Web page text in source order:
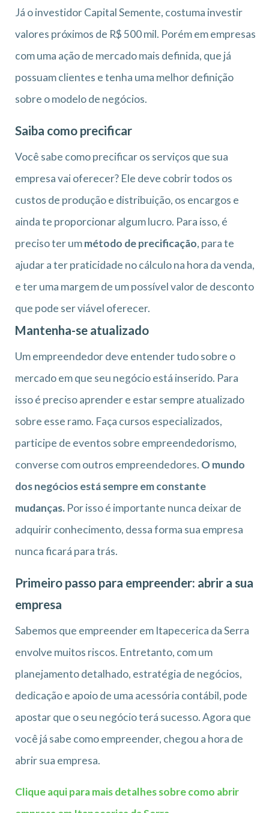
Já o investidor Capital Semente, costuma investir
valores próximos de R$ 500 mil. Porém em empresas
com uma ação de mercado mais definida, que já
possuam clientes e tenha uma melhor definição
sobre o modelo de negócios.
Saiba como precificar
Você sabe como precificar os serviços que sua
empresa vai oferecer? Ele deve cobrir todos os
custos de produção e distribuição, os encargos e
ainda te proporcionar algum lucro. Para isso, é
preciso ter ummétodo de precificação, para te
ajudar a ter praticidade no cálculo na hora da venda,
e ter uma margem de um possível valor de desconto
que pode ser viável oferecer.
Mantenha-se atualizado
Um empreendedor deve entender tudo sobre o
mercado em que seu negócio está inserido. Para
isso é preciso aprender e estar sempre atualizado
sobre esse ramo. Faça cursos especializados,
participe de eventos sobre empreendedorismo,
converse com outros empreendedores. O mundo
dos negócios está sempre em constante
mudanças. Por isso é importante nunca deixar de
adquirir conhecimento, dessa forma sua empresa
nunca ficará para trás.
Primeiro passo para empreender: abrir a sua
empresa
Sabemos que empreender em Itapecerica da Serra
envolve muitos riscos. Entretanto, com um
planejamento detalhado, estratégia de negócios,
dedicação e apoio de uma acessória contábil, pode
apostar que o seu negócio terá sucesso. Agora que
você já sabe como empreender, chegou a hora de
abrir sua empresa.
Clique aqui para mais detalhes sobre como abrir